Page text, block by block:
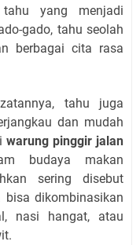
yang menjadi
gado, tahu seolah
berbagai cita rasa
tahu juga
dan mudah
warung pinggir jalan
budaya makan
sering disebut
dikombinasikan
nasi hangat, atau